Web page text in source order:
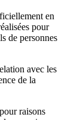
en
pour
de personnes
avec les
de la
raisons